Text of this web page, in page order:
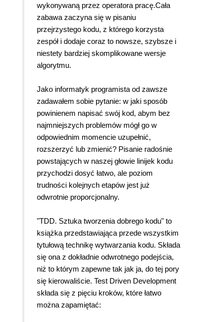
wykonywaną przez operatora pracę.Cała
zabawa zaczyna się w pisaniu
przejrzystego kodu, z którego korzysta
zespół i dodaje coraz to nowsze, szybsze i
niestety bardziej skomplikowane wersje
algorytmu.
Jako informatyk programista od zawsze
zadawałem sobie pytanie: w jaki sposób
powinienem napisać swój kod, abym bez
najmniejszych problemów mógł go w
odpowiednim momencie uzupełnić,
rozszerzyć lub zmienić? Pisanie radośnie
powstających w naszej głowie linijek kodu
przychodzi dosyć łatwo, ale poziom
trudności kolejnych etapów jest już
odwrotnie proporcjonalny.
"TDD. Sztuka tworzenia dobrego kodu" to
książka przedstawiająca przede wszystkim
tytułową technikę wytwarzania kodu. Składa
się ona z dokładnie odwrotnego podejścia,
niż to którym zapewne tak jak ja, do tej pory
się kierowaliście. Test Driven Development
składa się z pięciu kroków, które łatwo
można zapamiętać: